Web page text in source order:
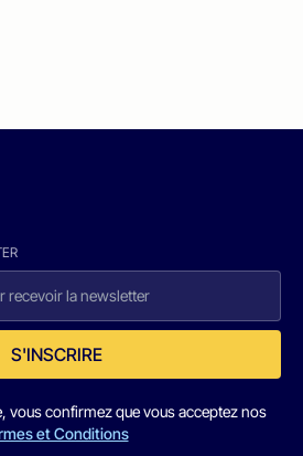
S'INSCRIRE
vous confirmez que vous acceptez nos
et Conditions